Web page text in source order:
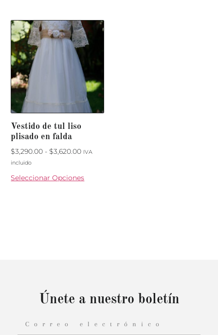
Vestido de tul liso
plisado en falda
$3,290.00 - $3,620.00 IVA
incluido
Seleccionar Opciones
Únete a nuestro boletín